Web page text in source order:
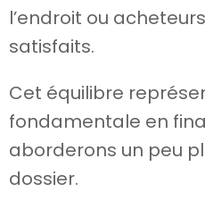
l’endroit ou
satisfaits.
Cet équilibre
fondamentale en
aborderons un peu
dossier.